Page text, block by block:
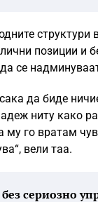
позиции и
се
да биде
ниту како
му го вратам
вели таа.
без сериозно